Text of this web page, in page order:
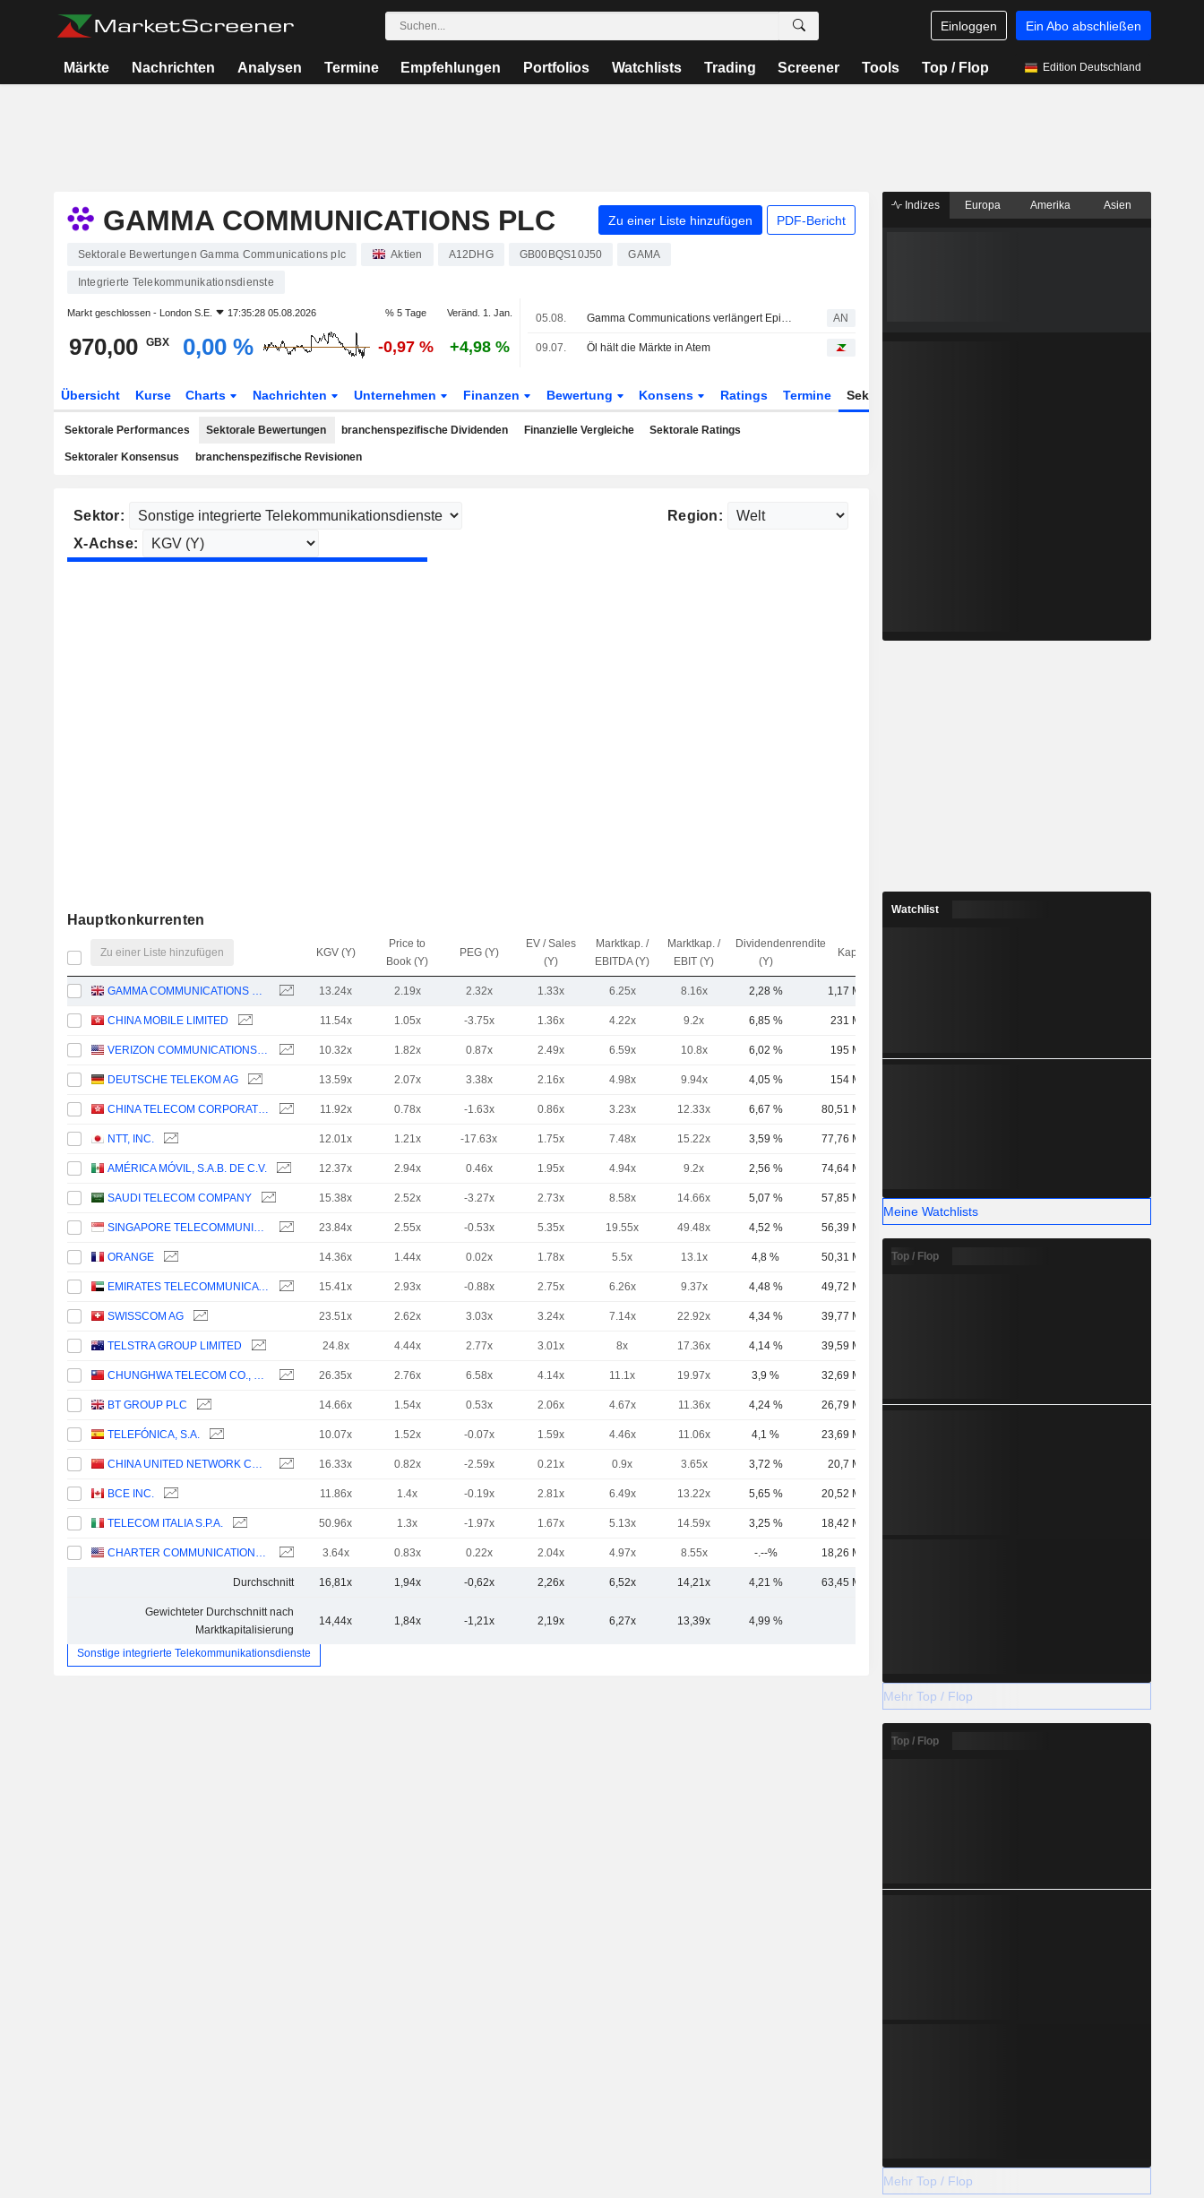
Einloggen Ein Abo abschließen
Märkte Nachrichten Analysen Termine Empfehlungen Portfolios Watchlists Trading Screener Tools Top / Flop Edition Deutschland
GAMMA COMMUNICATIONS PLC Zu einer Liste hinzufügen PDF-Bericht
Sektorale Bewertungen Gamma Communications plc Aktien A12DHG GB00BQS10J50 GAMA
Integrierte Telekommunikationsdienste
Markt geschlossen - London S.E. 17:35:28 05.08.2026 % 5 Tage Veränd. 1. Jan.
970,00 GBX 0,00 % -0,97 % +4,98 %
05.08. Gamma Communications verlängert Epiris-Frist bis zum 2. September AN
09.07. Öl hält die Märkte in Atem
Übersicht Kurse Charts Nachrichten Unternehmen Finanzen Bewertung Konsens Ratings Termine Sektor
Sektorale Performances Sektorale Bewertungen branchenspezifische Dividenden Finanzielle Vergleiche Sektorale Ratings
Sektoraler Konsensus branchenspezifische Revisionen
Sektor:
Region:
X-Achse:
Hauptkonkurrenten
Zu einer Liste hinzufügen KGV (Y)
Price to
Book (Y)
PEG (Y)
EV / Sales
(Y)
Marktkap. /
EBITDA (Y)
Marktkap. /
EBIT (Y)
Dividendenrendite
(Y)
Kap.($)
GAMMA COMMUNICATIONS PLC 13.24x 2.19x 2.32x 1.33x 6.25x 8.16x 2,28 % 1,17 Mrd.
CHINA MOBILE LIMITED 11.54x 1.05x -3.75x 1.36x 4.22x 9.2x 6,85 % 231 Mrd.
VERIZON COMMUNICATIONS, INC. 10.32x 1.82x 0.87x 2.49x 6.59x 10.8x 6,02 % 195 Mrd.
DEUTSCHE TELEKOM AG 13.59x 2.07x 3.38x 2.16x 4.98x 9.94x 4,05 % 154 Mrd.
CHINA TELECOM CORPORATION LIMITED 11.92x 0.78x -1.63x 0.86x 3.23x 12.33x 6,67 % 80,51 Mrd.
NTT, INC. 12.01x 1.21x -17.63x 1.75x 7.48x 15.22x 3,59 % 77,76 Mrd.
AMÉRICA MÓVIL, S.A.B. DE C.V. 12.37x 2.94x 0.46x 1.95x 4.94x 9.2x 2,56 % 74,64 Mrd.
SAUDI TELECOM COMPANY 15.38x 2.52x -3.27x 2.73x 8.58x 14.66x 5,07 % 57,85 Mrd.
SINGAPORE TELECOMMUNICATIONS LIMITED 23.84x 2.55x -0.53x 5.35x 19.55x 49.48x 4,52 % 56,39 Mrd.
ORANGE 14.36x 1.44x 0.02x 1.78x 5.5x 13.1x 4,8 % 50,31 Mrd.
EMIRATES TELECOMMUNICATIONS GROUP COMPANY 15.41x 2.93x -0.88x 2.75x 6.26x 9.37x 4,48 % 49,72 Mrd.
SWISSCOM AG 23.51x 2.62x 3.03x 3.24x 7.14x 22.92x 4,34 % 39,77 Mrd.
TELSTRA GROUP LIMITED 24.8x 4.44x 2.77x 3.01x 8x 17.36x 4,14 % 39,59 Mrd.
CHUNGHWA TELECOM CO., LTD. 26.35x 2.76x 6.58x 4.14x 11.1x 19.97x 3,9 % 32,69 Mrd.
BT GROUP PLC 14.66x 1.54x 0.53x 2.06x 4.67x 11.36x 4,24 % 26,79 Mrd.
TELEFÓNICA, S.A. 10.07x 1.52x -0.07x 1.59x 4.46x 11.06x 4,1 % 23,69 Mrd.
CHINA UNITED NETWORK COMMUNICATIONS LIMITED 16.33x 0.82x -2.59x 0.21x 0.9x 3.65x 3,72 % 20,7 Mrd.
BCE INC. 11.86x 1.4x -0.19x 2.81x 6.49x 13.22x 5,65 % 20,52 Mrd.
TELECOM ITALIA S.P.A. 50.96x 1.3x -1.97x 1.67x 5.13x 14.59x 3,25 % 18,42 Mrd.
CHARTER COMMUNICATIONS, INC. 3.64x 0.83x 0.22x 2.04x 4.97x 8.55x -.--% 18,26 Mrd.
Durchschnitt 16,81x 1,94x -0,62x 2,26x 6,52x 14,21x 4,21 % 63,45 Mrd.
Gewichteter Durchschnitt nach
Marktkapitalisierung
14,44x 1,84x -1,21x 2,19x 6,27x 13,39x 4,99 %
Sonstige integrierte Telekommunikationsdienste
Indizes Europa Amerika Asien
Watchlist
Meine Watchlists
Top / Flop
Mehr Top / Flop
Top / Flop
Mehr Top / Flop